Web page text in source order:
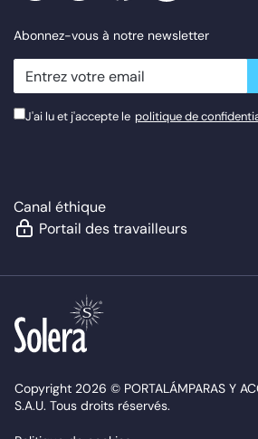
Abonnez-vous à notre newsletter
newsletter.suscribe
J'ai lu et j'accepte le politique de
Canal éthique
Portail des travailleurs
Copyright 2026 © PORTALÁMPARAS Y
S.A.U. Tous droits réservés.